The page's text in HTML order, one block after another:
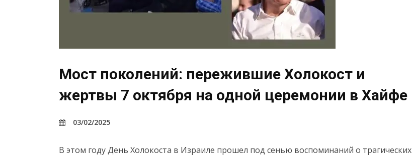
Мост поколений: пережившие Холокост и
жертвы 7 октября на одной церемонии в Хайфе
03/02/2025
В этом году День Холокоста в Израиле прошел под сенью воспоминаний о трагических